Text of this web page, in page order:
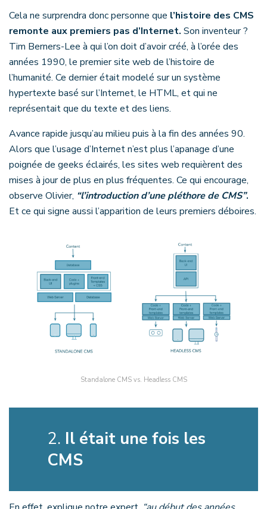
Cela ne surprendra donc personne que l’histoire des CMS
remonte aux premiers pas d’Internet. Son inventeur ?
Tim Berners-Lee à qui l’on doit d’avoir créé, à l’orée des
années 1990, le premier site web de l’histoire de
l’humanité. Ce dernier était modelé sur un système
hypertexte basé sur l’Internet, le HTML, et qui ne
représentait que du texte et des liens.
Avance rapide jusqu’au milieu puis à la fin des années 90.
Alors que l’usage d’Internet n’est plus l’apanage d’une
poignée de geeks éclairés, les sites web requièrent des
mises à jour de plus en plus fréquentes. Ce qui encourage,
observe Olivier, “l’introduction d’une pléthore de CMS”.
Et ce qui signe aussi l’apparition de leurs premiers déboires.
Standalone CMS vs. Headless CMS
2. Il était une fois les
CMS